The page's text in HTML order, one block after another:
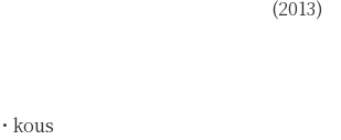
(2013)
kous